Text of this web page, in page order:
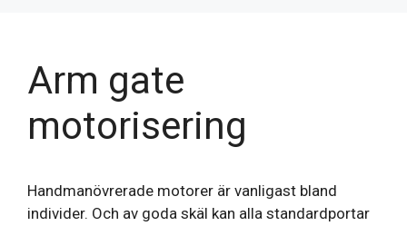
Arm gate
motorisering
Handmanövrerade motorer är vanligast bland
individer. Och av goda skäl kan alla standardportar